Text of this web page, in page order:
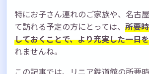
特にお子さん連れのご家族や、名古
て訪れる予定の方にとっては、 所要
しておくことで、より充実した一日
れませんね。
この記事では、リニア鉄道館の所要